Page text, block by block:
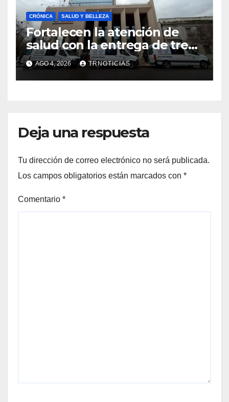
CRÓNICA SALUD Y BELLEZA
Fortalecen la atención de
salud con la entrega de tres
nuevas ambulancias para
Cauquenes y Sagrada Familia
AGO 4, 2026 TRNOTICIAS
Deja una respuesta
Tu dirección de correo electrónico no será publicada.
Los campos obligatorios están marcados con *
Comentario *